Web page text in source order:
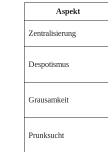
Aspekt
Zentralisierung
Despotismus
Grausamkeit
Prunksucht